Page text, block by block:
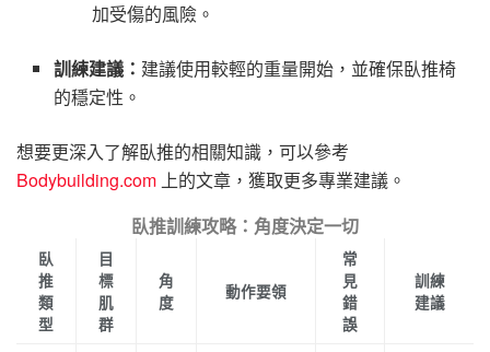
加受傷的風險。
訓練建議： 建議使用較輕的重量開始，並確保臥推椅
的穩定性。
想要更深入了解臥推的相關知識，可以參考
Bodybuilding.com 上的文章，獲取更多專業建議。
臥推訓練攻略：角度決定一切
臥
推
類
型
目
標
肌
群
角
度
動作要領
常
見
錯
誤
訓練
建議